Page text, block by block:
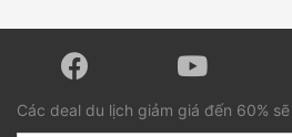
Các deal du lịch giảm giá đến 60%